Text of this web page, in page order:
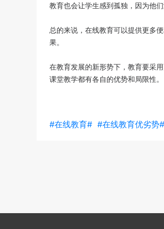
教育也会让学生感到孤独，因为他
总的来说，在线教育可以提供更多
果。
在教育发展的新形势下，教育要采
课堂教学都有各自的优势和局限性
#在线教育# #在线教育优劣势#